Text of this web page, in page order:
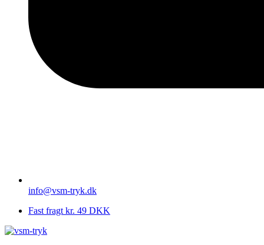
info@vsm-tryk.dk
Fast fragt kr. 49 DKK